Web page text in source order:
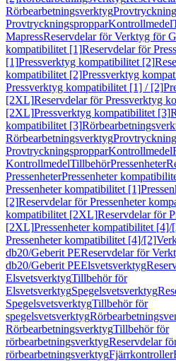
Rörbearbetningsverktyg
ProvtryckningspropparKontrollmedel
MapressReservdelar för Verktyg för
kompatibilitet [1]Reservdelar för
[1]Pressverktyg kompatibilitet [2]
kompatibilitet [2]Pressverktyg
Pressverktyg kompatibilitet [1] / [2]
[2XL]Reservdelar för Pressverktyg
[2XL]Pressverktyg kompatibilitet [3]
kompatibilitet [3]
Rörbearbetningsverktyg
ProvtryckningspropparKontrollmedel
KontrollmedelTillbehörPressenheter
PressenheterPressenheter
Pressenheter kompatibilitet [1]
[2]Reservdelar för Pressenheter
kompatibilitet [2XL]Reservdelar för
[2XL]Pressenheter kompatibilitet [4]/
Pressenheter kompatibilitet [4]/[2]
db20/Geberit PEReservdelar för
db20/Geberit PEElsvetsverktyg
ElsvetsverktygTillbehör för
ElsvetsverktygSpegelsvetsverktyg
SpegelsvetsverktygTillbehör för
spegelsvetsverktyg
RörbearbetningsverktygTillbehör för
rörbearbetningsverktygReservdelar
rörbearbetningsverktygFjärrkontroller